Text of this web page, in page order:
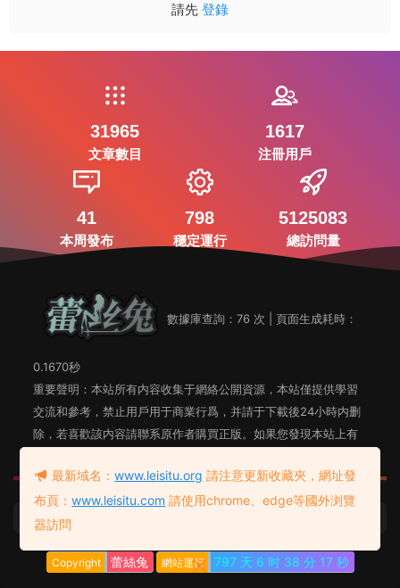
請先 登錄
31965
文章數目
1617
注冊用戶
41
本周發布
798
穩定運行
5125083
總訪問量
數據庫查詢：76 次 | 頁面生成耗時：
0.1670秒
重要聲明：本站所有内容收集于網絡公開資源，本站僅提供學習
交流和參考，禁止用戶用于商業行爲，并請于下載後24小時内删
除，若喜歡該内容請聯系原作者購買正版。如果您發現本站上有
Copyright 蕾絲兔 網站運行 797 天 6 时 38 分 18 秒
最新域名：www.leisitu.org 請注意更新收藏夾，網址發
布頁：www.leisitu.com 請使用chrome、edge等國外浏覽
器訪問